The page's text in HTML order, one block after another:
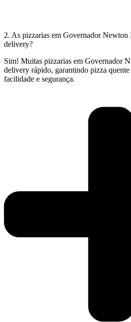
2. As pizzarias em Governador
delivery?
Sim! Muitas pizzarias em Governador
delivery rápido, garantindo pizza quente
facilidade e segurança.